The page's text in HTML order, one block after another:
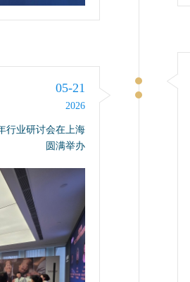
05-21
2026
行业研讨会在上海
圆满举办